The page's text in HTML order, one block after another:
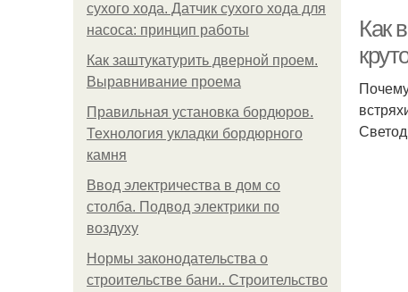
сухого хода. Датчик сухого хода для
насоса: принцип работы
Как заштукатурить дверной проем.
Выравнивание проема
Правильная установка бордюров.
Технология укладки бордюрного
камня
Ввод электричества в дом со
столба. Подвод электрики по
воздуху
Нормы законодательства о
строительстве бани.. Строительство
Как